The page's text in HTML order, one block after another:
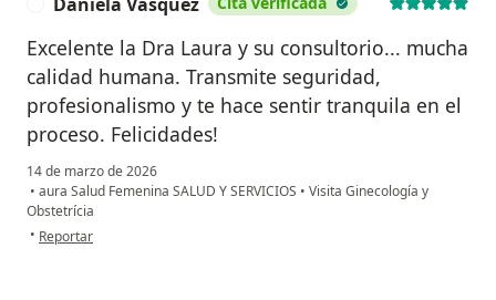
Daniela Vásquez
Excelente la Dra Laura y su consultorio... mucha
calidad humana. Transmite seguridad,
profesionalismo y te hace sentir tranquila en el
proceso. Felicidades!
14 de marzo de 2026
• aura Salud Femenina SALUD Y SERVICIOS • Visita Ginecología y
Obstetrícia
• en opinión del usuario Daniela Vásquez
Reportar